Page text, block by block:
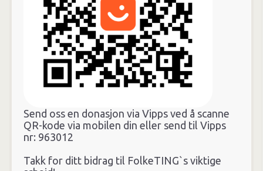
Send oss en donasjon via Vipps ved å scanne
QR-kode via mobilen din eller send til Vipps
nr: 963012
Takk for ditt bidrag til FolkeTING`s viktige